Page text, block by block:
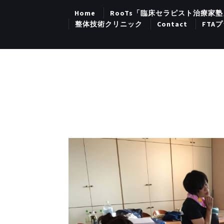
Home
RooTs「臨床セラピスト治療家
整体技術クリニック
Contact FTA